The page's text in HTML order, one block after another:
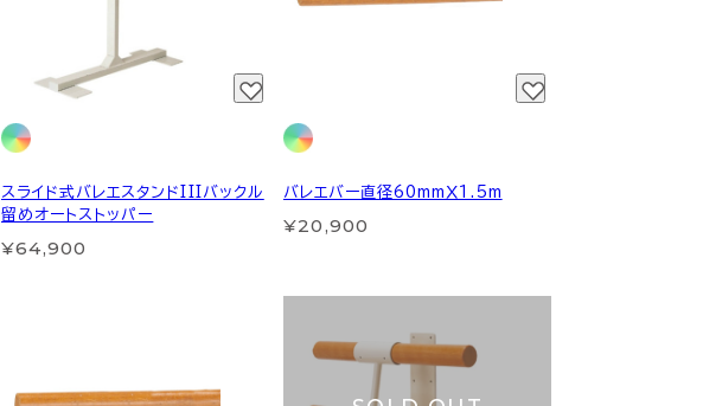
スライド式バレエスタンドIIIバックル
留めオートストッパー
¥64,900
バレエバー直径60mmＸ1.5m
¥20,900